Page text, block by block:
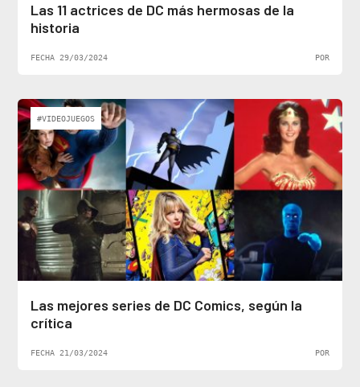
Las 11 actrices de DC más hermosas de la
historia
FECHA 29/03/2024 POR
#VIDEOJUEGOS
Las mejores series de DC Comics, según la
crítica
FECHA 21/03/2024 POR